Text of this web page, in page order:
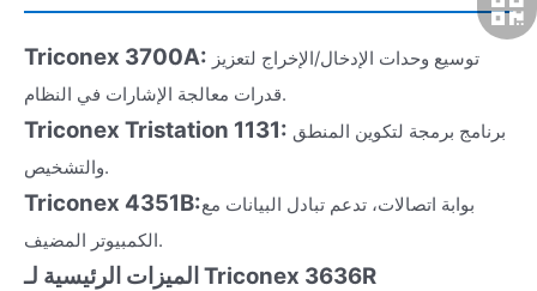
Triconex 3700A:
قدرات معالجة الإشارات في النظام.
Triconex Tristation 1131:
والتشخيص.
Triconex 4351B:بوابة اتصالات، تدعم تبادل البيانات مع
الكمبيوتر المضيف.
الميزات الرئيسية لـ Triconex 3636R